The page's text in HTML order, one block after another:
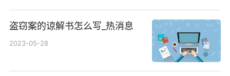
盗窃案的谅解书怎么写_热消息
2023-05-28